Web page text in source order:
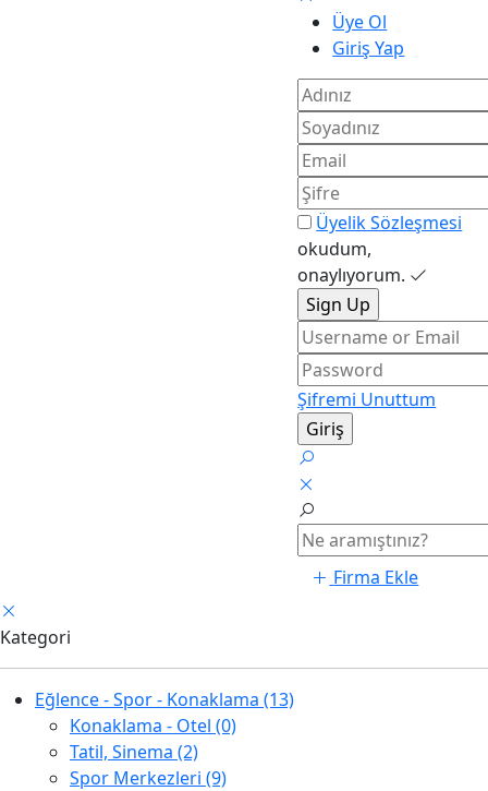
Üye Ol
Giriş Yap
Üyelik Sözleşmesi
okudum,
onaylıyorum.
Şifremi Unuttum
Firma Ekle
Kategori
Eğlence - Spor - Konaklama (13)
Konaklama - Otel (0)
Tatil, Sinema (2)
Spor Merkezleri (9)